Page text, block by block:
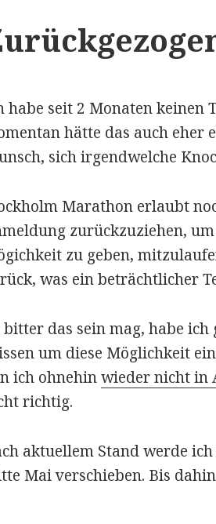
habe seit 2 Monaten keinen
hätte das auch eher
sich irgendwelche
Marathon erlaubt
zurückzuziehen,
zu geben,
was ein beträchtlicher
bitter das sein mag, habe
um diese Möglichkeit
ich ohnehinwieder nicht in
richtig.
aktuellem Stand werde
Mai verschieben. Bis